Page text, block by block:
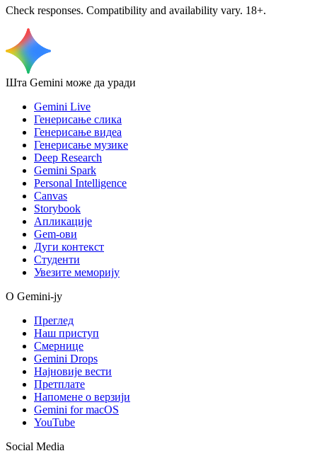
Check responses. Compatibility and availability vary. 18+.
Шта Gemini може да уради
Gemini Live
Генерисање слика
Генерисање видеа
Генерисање музике
Deep Research
Gemini Spark
Personal Intelligence
Canvas
Storybook
Апликације
Gem-ови
Дуги контекст
Студенти
Увезите меморију
О Gemini-ју
Преглед
Наш приступ
Смернице
Gemini Drops
Најновије вести
Претплате
Напомене о верзији
Gemini for macOS
YouTube
Social Media